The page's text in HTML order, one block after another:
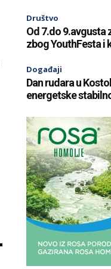
Društvo
Od 7.do 9.avgusta
zbog YouthFesta i
Događaji
Dan rudara u
energetske